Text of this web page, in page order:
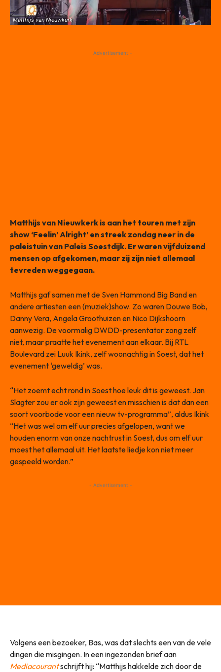
Matthijs van Nieuwkerk
- Advertisement -
Matthijs van Nieuwkerk is aan het touren met zijn
show ‘Feelin’ Alright’ en streek zondag neer in de
paleistuin van Paleis Soestdijk. Er waren vijfduizend
mensen op afgekomen, maar zij zijn niet allemaal
tevreden weggegaan.
Matthijs gaf samen met de Sven Hammond Big Band en
andere artiesten een (muziek)show. Zo waren Douwe Bob,
Danny Vera, Angela Groothuizen en Nico Dijkshoorn
aanwezig. De voormalig DWDD-presentator zong zelf
niet, maar praatte het evenement aan elkaar. Bij RTL
Boulevard zei Luuk Ikink, zelf woonachtig in Soest, dat het
evenement ‘geweldig’ was.
“Het zoemt echt rond in Soest hoe leuk dit is geweest. Jan
Slagter zou er ook zijn geweest en misschien is dat dan een
soort voorbode voor een nieuw tv-programma”, aldus Ikink
“Het was wel om elf uur precies afgelopen, want we
houden enorm van onze nachtrust in Soest, dus om elf uur
moest het allemaal uit. Het laatste liedje kon niet meer
gespeeld worden.”
- Advertisement -
Volgens een bezoeker, Bas, was dat slechts een van de vele
dingen die misgingen. In een ingezonden brief aan
Mediacourantschrijft hij: “Matthijs hakkelde zich door de